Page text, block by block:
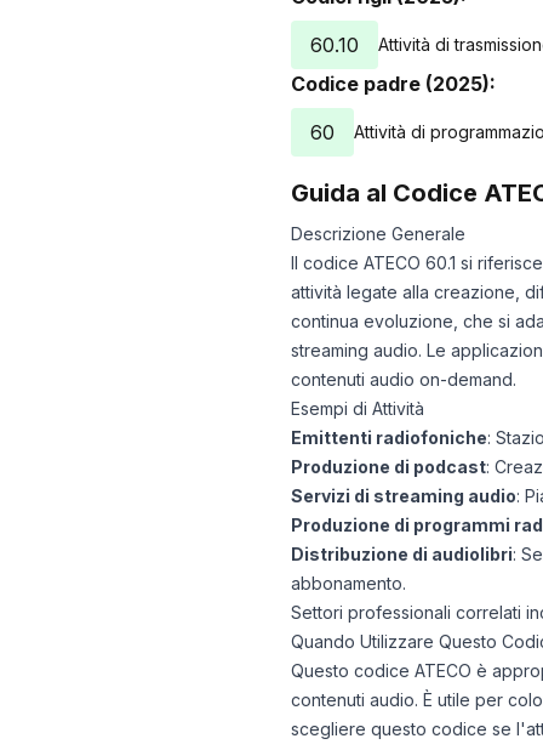
60.10
Attività di
Codice padre (2025):
60
Attività di
Guida al Codice
Descrizione Generale
Il codice ATECO 60.1 si
attività legate alla creazione,
continua evoluzione, che si
streaming audio. Le
contenuti audio on-demand.
Esempi di Attività
Emittenti radiofoniche:
Produzione di podcast:
Servizi di streaming audio:
Produzione di programmi
Distribuzione di audiolibri:
abbonamento.
Settori professionali correlati
Quando Utilizzare Questo
Questo codice ATECO è
contenuti audio. È utile per
scegliere questo codice se